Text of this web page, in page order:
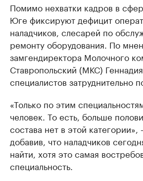
Помимо нехватки кадров в
Юге фиксируют дефицит
наладчиков, слесарей по
ремонту оборудования. По
замгендиректора Молочного
Ставропольский (МКС)
специалистов затруднительно
«Только по этим
человек. То есть, больше
состава нет в этой категории»,
добавив, что наладчиков
найти, хотя это самая
специальность.